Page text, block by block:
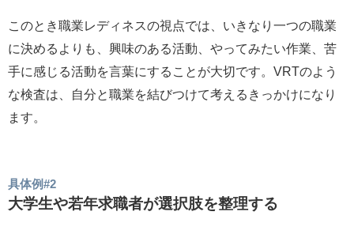
このとき職業レディネスの視点では、いきなり一つの職業
に決めるよりも、興味のある活動、やってみたい作業、苦
手に感じる活動を言葉にすることが大切です。VRTのよう
な検査は、自分と職業を結びつけて考えるきっかけになり
ます。
具体例#2
大学生や若年求職者が選択肢を整理する